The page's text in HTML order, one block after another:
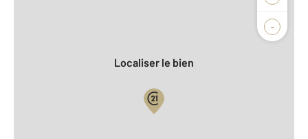
-
Biens vendus
Localiser le bien